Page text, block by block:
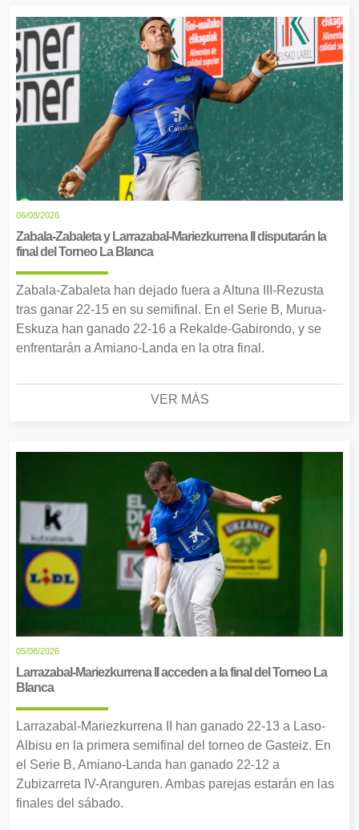
06/08/2026
Zabala-Zabaleta y Larrazabal-Mariezkurrena II disputarán la
final del Torneo La Blanca
Zabala-Zabaleta han dejado fuera a Altuna III-Rezusta
tras ganar 22-15 en su semifinal. En el Serie B, Murua-
Eskuza han ganado 22-16 a Rekalde-Gabirondo, y se
enfrentarán a Amiano-Landa en la otra final.
VER MÁS
05/08/2026
Larrazabal-Mariezkurrena II acceden a la final del Torneo La
Blanca
Larrazabal-Mariezkurrena II han ganado 22-13 a Laso-
Albisu en la primera semifinal del torneo de Gasteiz. En
el Serie B, Amiano-Landa han ganado 22-12 a
Zubizarreta IV-Aranguren. Ambas parejas estarán en las
finales del sábado.